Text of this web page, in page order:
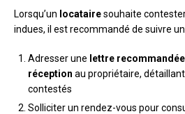
Lorsqu’un locatairesouhaite
indues, il est recommandé de suivre
Adresser une lettre
réception au propriétaire,
contestés
Solliciter un rendez-vous pour